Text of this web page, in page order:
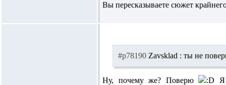
Вы пересказываете сюжет
#p78190 Zavsklad : ты не
Ну, почему же? Поверю
Я